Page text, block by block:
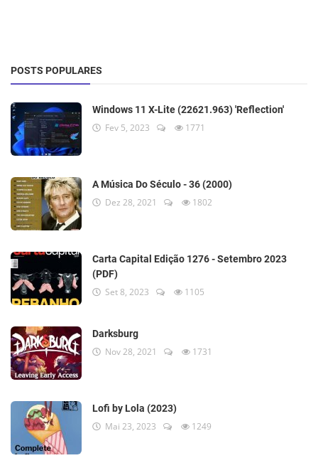
POSTS POPULARES
Windows 11 X-Lite (22621.963) 'Reflection'
Fev 5, 2023 1771
A Música Do Século - 36 (2000)
Dez 28, 2021 1802
Carta Capital Edição 1276 - Setembro 2023
(PDF)
Set 8, 2023 1105
Darksburg
Nov 28, 2021 1731
Lofi by Lola (2023)
Mai 23, 2023 1249